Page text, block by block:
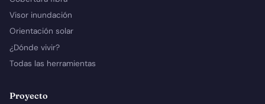
Visor inundación
Orientación solar
¿Dónde vivir?
Todas las herramientas
Proyecto